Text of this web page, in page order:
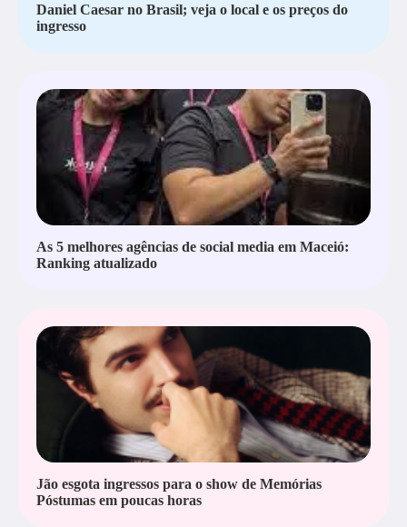
Daniel Caesar no Brasil; veja o local e os preços do
ingresso
As 5 melhores agências de social media em Maceió:
Ranking atualizado
Jão esgota ingressos para o show de Memórias
Póstumas em poucas horas